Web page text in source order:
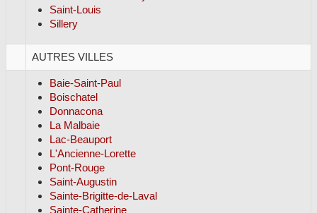
Saint-Louis
Sillery
AUTRES VILLES
Baie-Saint-Paul
Boischatel
Donnacona
La Malbaie
Lac-Beauport
L'Ancienne-Lorette
Pont-Rouge
Saint-Augustin
Sainte-Brigitte-de-Laval
Sainte-Catherine